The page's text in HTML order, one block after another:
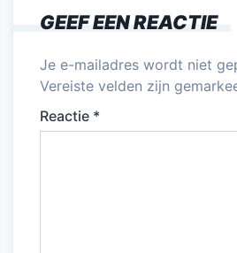
GEEF EEN REACTIE
Je e-mailadres wordt niet
Vereiste velden zijn
Reactie *